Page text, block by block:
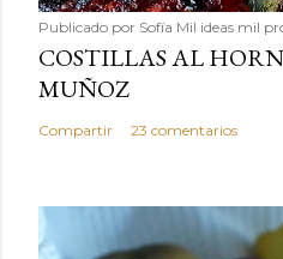
Publicado por Sofía Mil ideas mil
COSTILLAS AL
MUÑOZ
Compartir 23 comentarios